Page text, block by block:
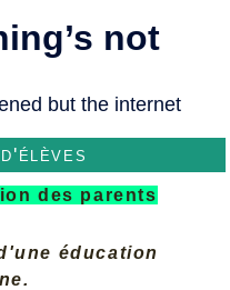
des parents
éducation